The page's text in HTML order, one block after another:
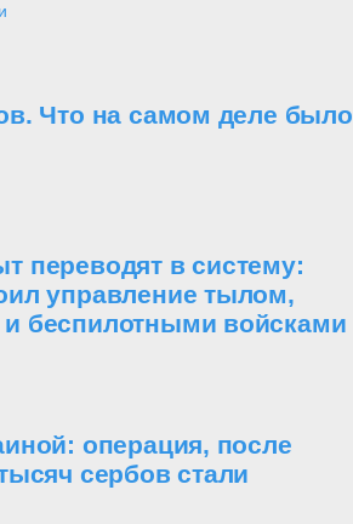
Что на самом деле было
переводят в систему:
управление тылом,
беспилотными войсками
операция, после
сербов стали